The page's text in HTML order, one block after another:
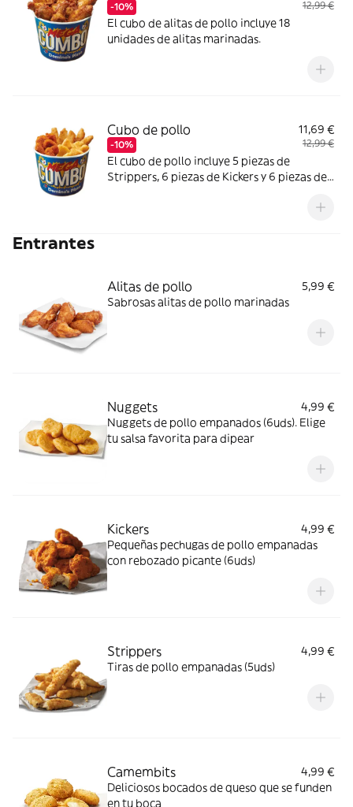
-10% 12,99 €
El cubo de alitas de pollo incluye 18
unidades de alitas marinadas.
Cubo de pollo
-10%
11,69 €
12,99 €
El cubo de pollo incluye 5 piezas de
Strippers, 6 piezas de Kickers y 6 piezas de
Entrantes
Alitas de pollo
5,99 €
Sabrosas alitas de pollo marinadas
Nuggets
4,99 €
Nuggets de pollo empanados (6uds). Elige
tu salsa favorita para dipear
Kickers
4,99 €
Pequeñas pechugas de pollo empanadas
con rebozado picante (6uds)
Strippers
4,99 €
Tiras de pollo empanadas (5uds)
Camembits
4,99 €
Deliciosos bocados de queso que se funden
en tu boca